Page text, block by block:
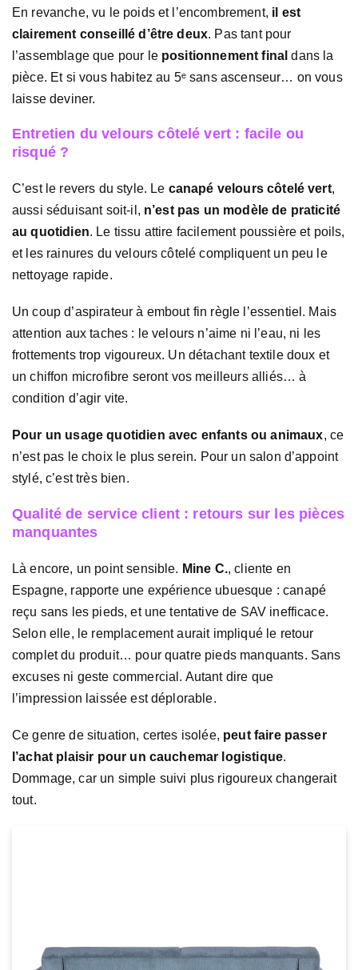
En revanche, vu le poids et l’encombrement, il est
clairement conseillé d’être deux. Pas tant pour
l’assemblage que pour le positionnement final dans la
pièce. Et si vous habitez au 5ᵉ sans ascenseur… on vous
laisse deviner.
Entretien du velours côtelé vert : facile ou
risqué ?
C’est le revers du style. Le canapé velours côtelé vert,
aussi séduisant soit-il, n’est pas un modèle de praticité
au quotidien. Le tissu attire facilement poussière et poils,
et les rainures du velours côtelé compliquent un peu le
nettoyage rapide.
Un coup d’aspirateur à embout fin règle l’essentiel. Mais
attention aux taches : le velours n’aime ni l’eau, ni les
frottements trop vigoureux. Un détachant textile doux et
un chiffon microfibre seront vos meilleurs alliés… à
condition d’agir vite.
Pour un usage quotidien avec enfants ou animaux, ce
n’est pas le choix le plus serein. Pour un salon d’appoint
stylé, c’est très bien.
Qualité de service client : retours sur les pièces
manquantes
Là encore, un point sensible. Mine C., cliente en
Espagne, rapporte une expérience ubuesque : canapé
reçu sans les pieds, et une tentative de SAV inefficace.
Selon elle, le remplacement aurait impliqué le retour
complet du produit… pour quatre pieds manquants. Sans
excuses ni geste commercial. Autant dire que
l’impression laissée est déplorable.
Ce genre de situation, certes isolée, peut faire passer
l’achat plaisir pour un cauchemar logistique.
Dommage, car un simple suivi plus rigoureux changerait
tout.